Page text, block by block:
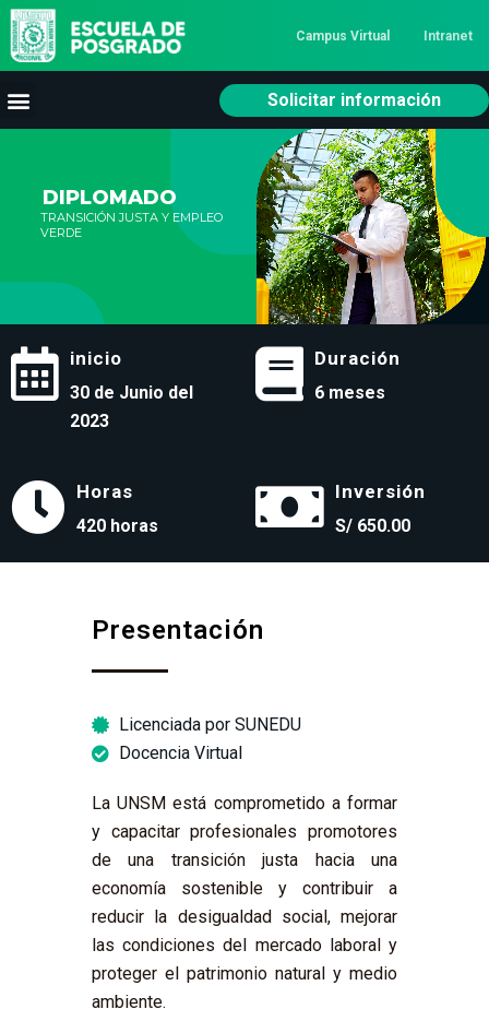
Campus Virtual Intranet
Solicitar información
DIPLOMADO
TRANSICIÓN JUSTA Y EMPLEO
VERDE
inicio
30 de Junio del
2023
Duración
6 meses
Horas
420 horas
Inversión
S/ 650.00
Presentación
Licenciada por SUNEDU
Docencia Virtual
La UNSM está comprometido a formar
y capacitar profesionales promotores
de una transición justa hacia una
economía sostenible y contribuir a
reducir la desigualdad social, mejorar
las condiciones del mercado laboral y
proteger el patrimonio natural y medio
ambiente.